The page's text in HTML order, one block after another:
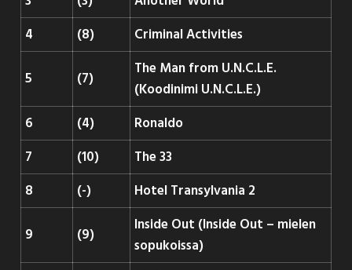
4
(8) Criminal Activities
5 (7)
The Man from U.N.C.L.E.
(Koodinimi U.N.C.L.E.)
6
(4)
Ronaldo
7
(10)
The 33
8
(-) Hotel Transylvania 2
9 (9)
Inside Out (Inside Out – mielen
sopukoissa)